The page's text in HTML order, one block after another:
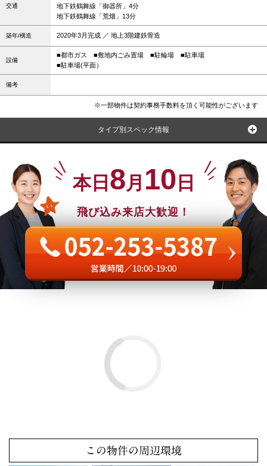
交通
地下鉄鶴舞線「御器所」4分
地下鉄鶴舞線「荒畑」13分
築年/構造 2020年3月完成 ／ 地上3階建鉄骨造
設備
■都市ガス ■敷地内ごみ置場 ■駐輪場 ■駐車場
■駐車場(平面）
備考
※一部物件は契約事務手数料を頂く可能性がございます
タイプ別スペック情報
本日 8月 10 日
飛び込み来店大歓迎！
この物件の周辺環境